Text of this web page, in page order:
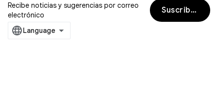
Recibe noticias y sugerencias por correo
electrónico
Suscribirse